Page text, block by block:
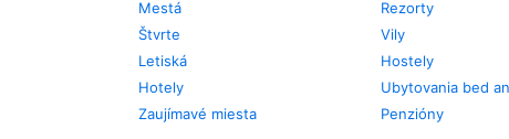
Mestá
Štvrte
Letiská
Hotely
Zaujímavé miesta
Rezorty
Vily
Hostely
Ubytovania bed
Penzióny